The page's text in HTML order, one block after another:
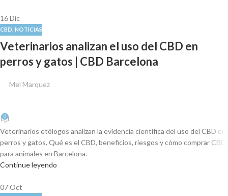
16Dic
CBD NOTICIAS
Veterinarios analizan el uso del CBD en
perros y gatos | CBD Barcelona
Mel Marquez
0
Veterinarios etólogos analizan la evidencia científica del uso del CBD en
perros y gatos. Qué es el CBD, beneficios, riesgos y cómo comprar CBD
para animales en Barcelona.
Continue leyendo
07Oct